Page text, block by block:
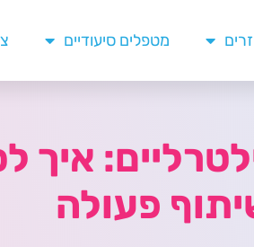
מטפלים סיעודיים
איך
פעולה